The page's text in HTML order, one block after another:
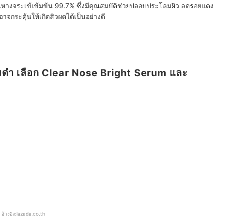
หางจระเข้เข้มข้น 99.7% ซึ่งมีคุณสมบัติช่วยปลอบประโลมผิว ลดรอยแดง
จกระตุ้นให้เกิดสิวผดได้เป็นอย่างดี
ำ เลือก Clear Nose Bright Serum และ
อ้างอิง:lazada.co.th